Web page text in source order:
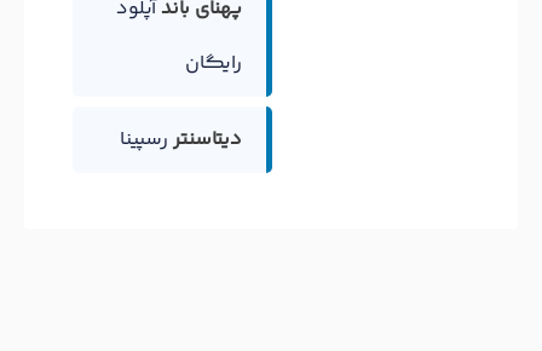
پهنای باندآپلود
رایگان
دیتاسنتر رسپینا